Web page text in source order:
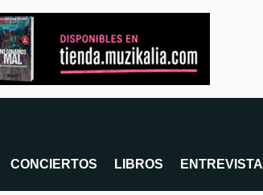
CONCIERTOS LIBROS